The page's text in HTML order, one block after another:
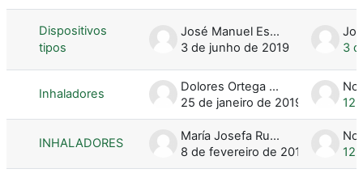
Dispositivos
tipos
José Manuel Escobar Palacios
3 de junho de 2019
3
Inhaladores
Dolores Ortega Ayllón
25 de janeiro de 2019
12
INHALADORES
María Josefa Rubio Hernández
8 de fevereiro de 2019
12